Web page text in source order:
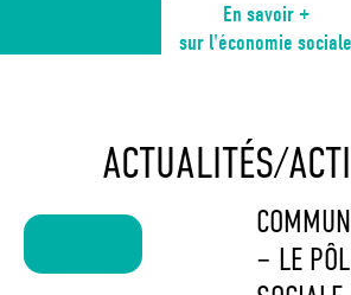
En savoir +
sur l'économie sociale
ACTUALITÉS/
– LE